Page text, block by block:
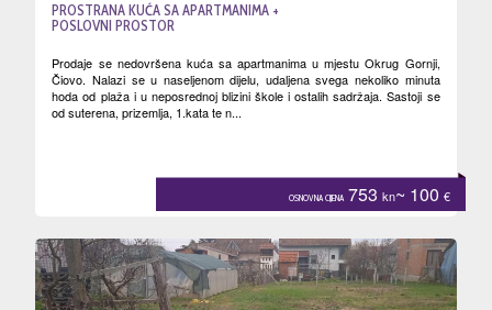
PROSTRANA KUĆA SA APARTMANIMA +
POSLOVNI PROSTOR
Prodaje se nedovršena kuća sa apartmanima u mjestu Okrug Gornji,
Čiovo. Nalazi se u naseljenom dijelu, udaljena svega nekoliko minuta
hoda od plaža i u neposrednoj blizini škole i ostalih sadržaja. Sastoji se
od suterena, prizemlja, 1.kata te n...
OSNOVNA CIJENA 753 kn~ 100 €